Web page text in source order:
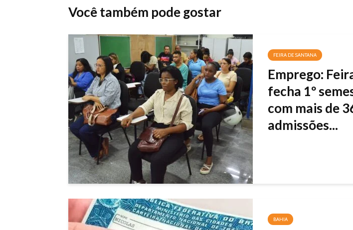
Você também pode gostar
FEIRA DE SANTANA
Emprego:
fecha 1º
com mais de
admissões...
BAHIA